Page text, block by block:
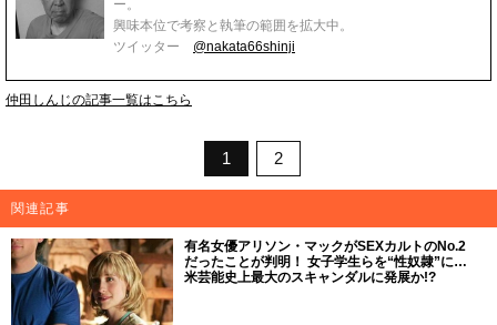
ー。
興味本位で考察と執筆の範囲を拡大中。
ツイッター @nakata66shinji
仲田しんじの記事一覧はこちら
1 2
関連記事
有名女優アリソン・マックがSEXカルトのNo.2
だったことが判明！ 女子学生らを“性奴隷”に…
米芸能史上最大のスキャンダルに発展か!?